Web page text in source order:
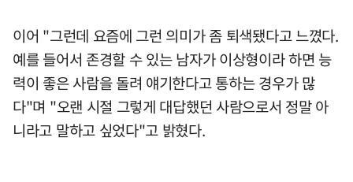
이어 "그런데 요즘에 그런 의미가 좀 퇴색됐다고 느꼈다.
예를 들어서 존경할 수 있는 남자가 이상형이라 하면 능
력이 좋은 사람을 돌려 얘기한다고 통하는 경우가 많
다"며 "오랜 시절 그렇게 대답했던 사람으로서 정말 아
니라고 말하고 싶었다"고 밝혔다.